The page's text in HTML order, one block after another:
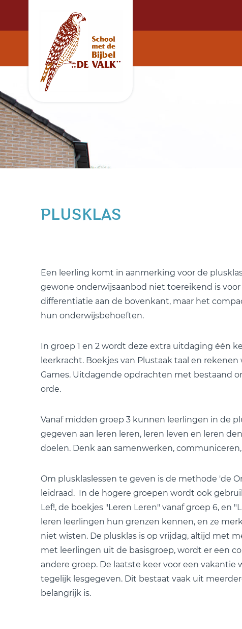
PLUSKLAS
Een leerling komt in aanmerking voor de
gewone onderwijsaanbod niet toereikend is voor
differentiatie aan de bovenkant, maar het
hun onderwijsbehoeften.
In groep 1 en 2 wordt deze extra uitdaging één
leerkracht. Boekjes van Plustaak taal en
Games. Uitdagende opdrachten met bestaand
orde.
Vanaf midden groep 3 kunnen leerlingen in de
gegeven aan leren leren, leren leven en leren
doelen. Denk aan samenwerken,
Om plusklaslessen te geven is de methode 'de
leidraad. In de hogere groepen wordt ook
Lef!, de boekjes "Leren Leren" vanaf groep 6, en
leren leerlingen hun grenzen kennen, en ze
niet wisten. De plusklas is op vrijdag, altijd met
met leerlingen uit de basisgroep, wordt er een
andere groep. De laatste keer voor een vakantie
tegelijk lesgegeven. Dit bestaat vaak uit
belangrijk is.